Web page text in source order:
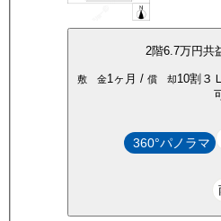
2階6.7万円共
敷 金1ヶ月 / 償 却10割 ３
360°パノラマ